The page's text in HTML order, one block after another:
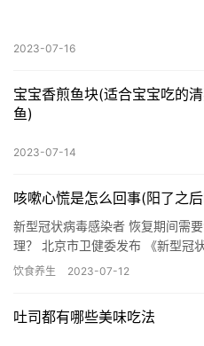
2023-07-16
宝宝香煎鱼块(适合宝宝吃的
鱼)
2023-07-14
咳嗽心慌是怎么回事(阳了之
新型冠状病毒感染者 恢复期间需
理？ 北京市卫健委发布 《新型冠
指引（第一版）》 一起了解↓↓↓
饮食养生 2023-07-12
吐司都有哪些美味吃法